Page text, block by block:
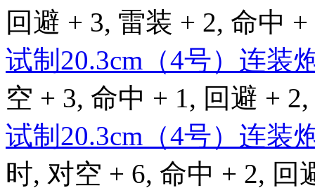
回避 + 3, 雷装 + 2, 命中
试制20.3cm（4号）连装
空 + 3, 命中 + 1, 回避 +
试制20.3cm（4号）连装
时, 对空 + 6, 命中 + 2, 回